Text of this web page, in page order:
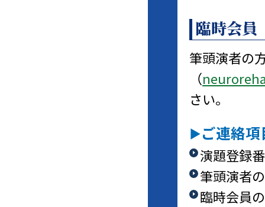
臨時会員
筆頭演者の
（
さい。
ご連絡項
演題登録
筆頭演者
臨時会員